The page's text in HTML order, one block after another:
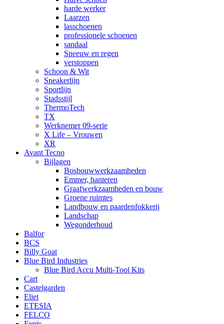
harde werker
Laarzen
lasschoenen
professionele schoenen
sandaal
Sneeuw en regen
verstoppen
Schoon & Wit
Sneakerlijn
Sportlijn
Stadsstijl
ThermoTech
TX
Werknemer 09-serie
X Life – Vrouwen
XR
Avant Tecno
Bijlagen
Bosbouwwerkzaamheden
Emmer, hanteren
Graafwerkzaamheden en bouw
Groene ruimtes
Landbouw en paardenfokkerij
Landschap
Wegonderhoud
Balfor
BCS
Billy Goat
Blue Bird Industries
Blue Bird Accu Multi-Tool Kits
Cart
Castelgarden
Eliet
ETESIA
FELCO